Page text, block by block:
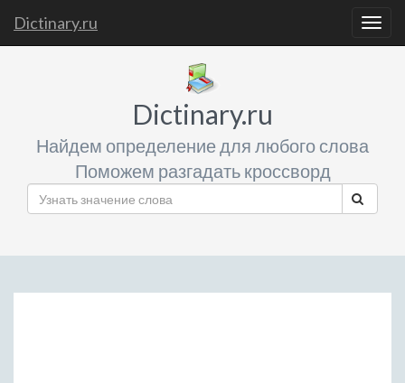
Dictinary.ru
Dictinary.ru
Найдем определение для любого слова
Поможем разгадать кроссворд